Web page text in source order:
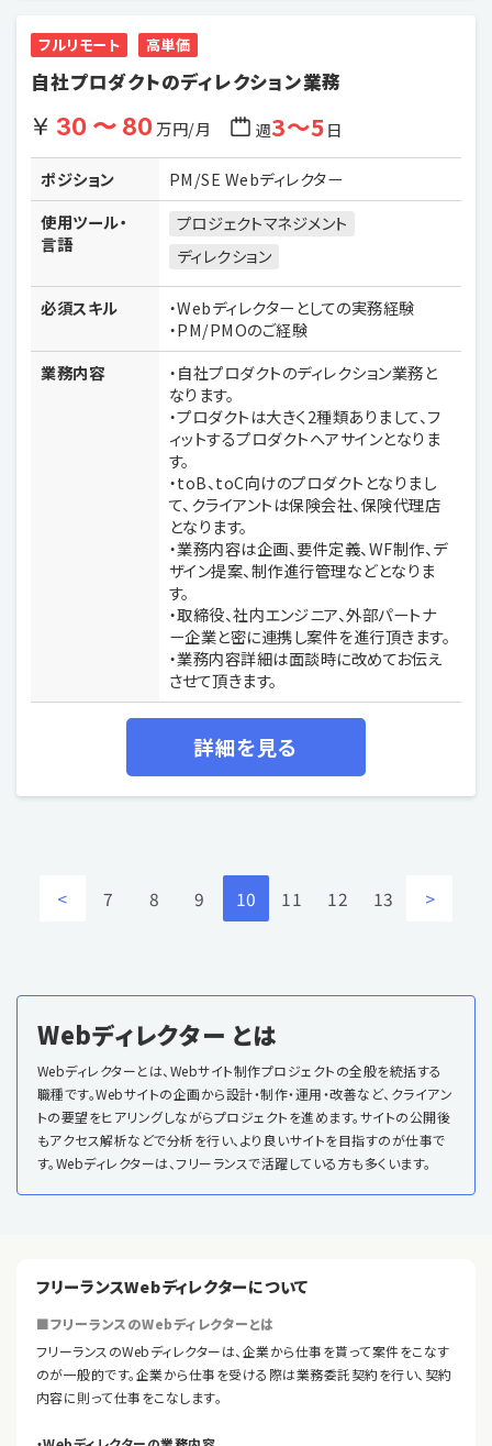
フルリモート 高単価
自社プロダクトのディレクション業務
30 〜 80万円/月 週3〜5日
ポジション
PM/SE Webディレクター
使用ツール・
言語
プロジェクトマネジメント
ディレクション
必須スキル
・Webディレクターとしての実務経験
・PM/PMOのご経験
業務内容
・自社プロダクトのディレクション業務と
なります。
・プロダクトは大きく2種類ありまして、フ
ィットするプロダクトへアサインとなりま
す。
・toB、toC向けのプロダクトとなりまし
て、クライアントは保険会社、保険代理店
となります。
・業務内容は企画、要件定義、WF制作、デ
ザイン提案、制作進行管理などとなりま
す。
・取締役、社内エンジニア、外部パートナ
ー企業と密に連携し案件を進行頂きます。
・業務内容詳細は面談時に改めてお伝え
させて頂きます。
詳細を見る
< 7 8 9 10 11 12 13 >
Webディレクター とは
Webディレクターとは、Webサイト制作プロジェクトの全般を統括する
職種です。Webサイトの企画から設計・制作・運用・改善など、クライアン
トの要望をヒアリングしながらプロジェクトを進めます。サイトの公開後
もアクセス解析などで分析を行い、より良いサイトを目指すのが仕事で
す。Webディレクターは、フリーランスで活躍している方も多くいます。
フリーランスWebディレクターについて
■フリーランスのWebディレクターとは
フリーランスのWebディレクターは、企業から仕事を貰って案件をこなす
のが一般的です。企業から仕事を受ける際は業務委託契約を行い、契約
内容に則って仕事をこなします。